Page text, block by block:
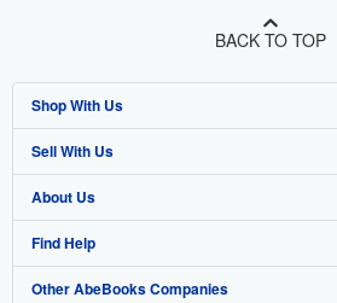
BACK TO TOP
Shop With Us
Advanced Search
Browse Collections
My Account
My Orders
Sell With Us
Start Selling
Join Our Affiliate Program
Book Buyback
About Us
About AbeBooks
Media
Find Help
Help
Other AbeBooks Companies